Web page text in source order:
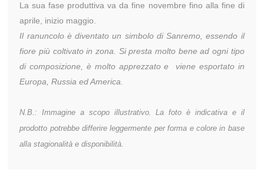
La sua fase produttiva va da fine novembre fino alla fine di
aprile, inizio maggio.
Il ranuncolo è diventato un simbolo di Sanremo, essendo il
fiore più coltivato in zona. Si presta molto bene ad ogni tipo
di composizione, è molto apprezzato e viene esportato in
Europa, Russia ed America.
N.B.: Immagine a scopo illustrativo. La foto è indicativa e il
prodotto potrebbe differire leggermente per forma e colore in base
alla stagionalità e disponibilità.